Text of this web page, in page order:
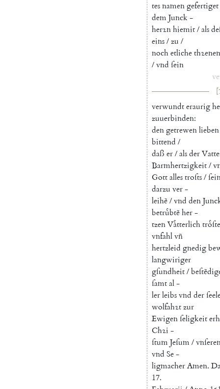
tesnamengefertiget
demJunck-
herꝛnhiemit/als
eins/zu /
nochetlichethꝛenen
/vnd ſein
verwundteraurig
zuuerbinden:
dengetrewenlieben
bittend /
daß er/alsder
Barmhertzigkeit/
Gottallestroſts/
darzu ver-
leihẽ/vnd den
betruͤbtẽher-
tzenVaͤtterlich
vnfahlvñ
hertzleid gnedig
langwiriger
gſundheit/
ſamtal-
lerleibsvnd der
wolfahꝛtzur
Ewigenſeligkeit
Chꝛi -
ſtumJeſum/
vnd Se-
ligmacherAmen.
17.